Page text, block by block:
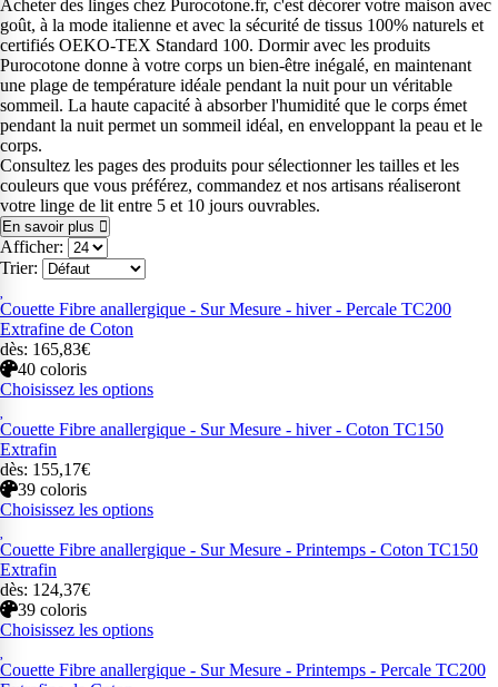
Acheter des linges chez Purocotone.fr, c'est décorer votre maison avec
goût, à la mode italienne et avec la sécurité de tissus 100% naturels et
certifiés OEKO-TEX Standard 100. Dormir avec les produits
Purocotone donne à votre corps un bien-être inégalé, en maintenant
une plage de température idéale pendant la nuit pour un véritable
sommeil. La haute capacité à absorber l'humidité que le corps émet
pendant la nuit permet un sommeil idéal, en enveloppant la peau et le
corps.
Consultez les pages des produits pour sélectionner les tailles et les
couleurs que vous préférez, commandez et nos artisans réaliseront
votre linge de lit entre 5 et 10 jours ouvrables.
En savoir plus
Afficher:
Trier:
Couette Fibre anallergique - Sur Mesure - hiver - Percale TC200
Extrafine de Coton
dès: 165,83€
40 coloris
Choisissez les options
Couette Fibre anallergique - Sur Mesure - hiver - Coton TC150
Extrafin
dès: 155,17€
39 coloris
Choisissez les options
Couette Fibre anallergique - Sur Mesure - Printemps - Coton TC150
Extrafin
dès: 124,37€
39 coloris
Choisissez les options
Couette Fibre anallergique - Sur Mesure - Printemps - Percale TC200